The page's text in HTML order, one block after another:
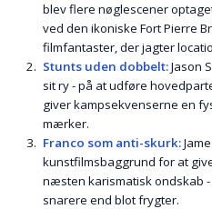
blev flere nøglescener
ved den ikoniske Fort Pierre
filmfantaster, der jagter
Stunts uden dobbelt:Jason
sit ry - på at udføre
giver kampsekvenserne en
mærker.
Franco som anti-skurk:
kunstfilmsbaggrund for at
næsten karismatisk ondskab
snarere end blot frygter.